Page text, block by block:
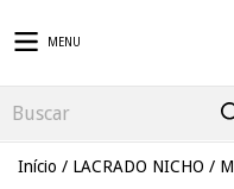
MENU
Início / LACRADO NICHO /